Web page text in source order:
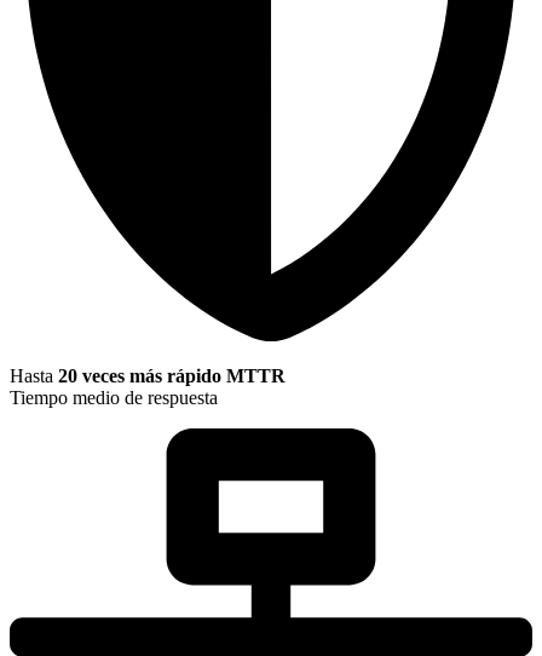
Hasta 20 veces más rápido MTTR
Tiempo medio de respuesta